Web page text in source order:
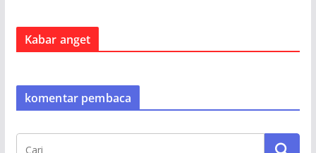
Kabar anget
komentar pembaca